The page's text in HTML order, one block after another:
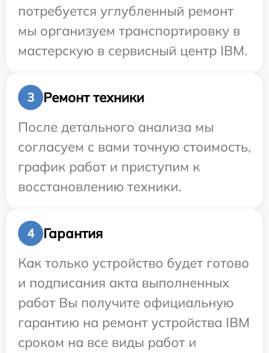
потребуется углубленный ремонт
мы организуем транспортировку в
мастерскую в сервисный центр IBM.
3
Ремонт техники
После детального анализа мы
согласуем с вами точную стоимость,
график работ и приступим к
восстановлению техники.
4
Гарантия
Как только устройство будет готово
и подписания акта выполненных
работ Вы получите официальную
гарантию на ремонт устройства IBM
сроком на все виды работ и